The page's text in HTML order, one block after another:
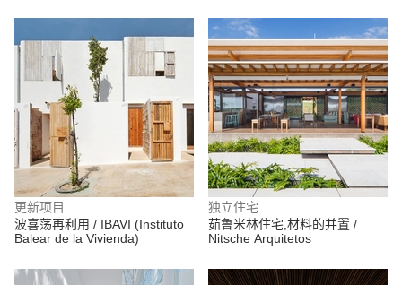
更新项目
波喜荡再利用 / IBAVI (Instituto
Balear de la Vivienda)
独立住宅
茹鲁米林住宅,材料的并置 /
Nitsche Arquitetos